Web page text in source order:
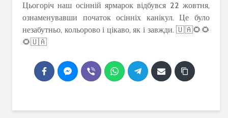
Цьогоріч наш осінній ярмарок відбувся 22 жовтня,
ознаменувавши початок осінніх канікул. Це було
незабутньо, кольорово і цікаво, як і завжди. 🇺🇦🌻🌻
🌻🇺🇦